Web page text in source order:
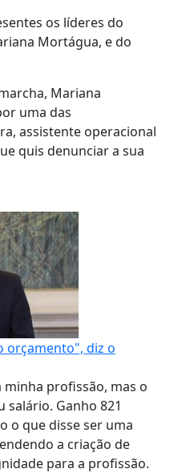
os líderes do
Mortágua, e do
Mariana
uma das
assistente operacional
quis denunciar a sua
orçamento", diz o
profissão, mas o
Ganho 821
o que disse ser uma
a criação de
para a profissão.